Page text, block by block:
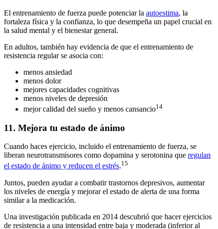
El entrenamiento de fuerza puede potenciar la autoestima, la
fortaleza física y la confianza, lo que desempeña un papel crucial en
la salud mental y el bienestar general.
En adultos, también hay evidencia de que el entrenamiento de
resistencia regular se asocia con:
menos ansiedad
menos dolor
mejores capacidades cognitivas
menos niveles de depresión
mejor calidad del sueño y menos cansancio14
11. Mejora tu estado de ánimo
Cuando haces ejercicio, incluido el entrenamiento de fuerza, se
liberan neurotransmisores como dopamina y serotonina que regulan
el estado de ánimo y reducen el estrés.15
Juntos, pueden ayudar a combatir trastornos depresivos, aumentar
los niveles de energía y mejorar el estado de alerta de una forma
similar a la medicación.
Una investigación publicada en 2014 descubrió que hacer ejercicios
de resistencia a una intensidad entre baja y moderada (inferior al